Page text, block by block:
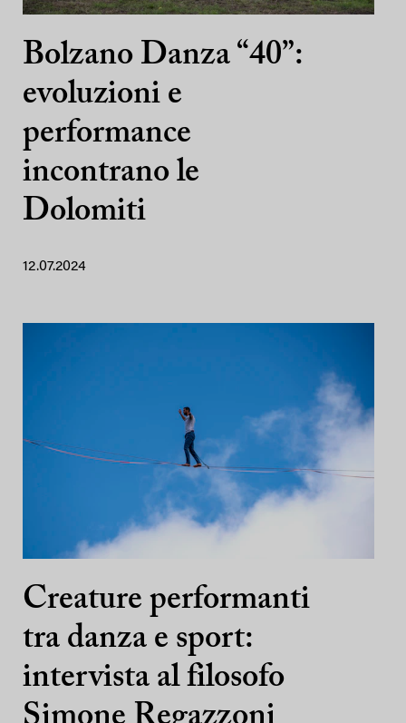
Bolzano Danza “40”:
evoluzioni e
performance
incontrano le
Dolomiti
12.07.2024
Creature performanti
tra danza e sport:
intervista al filosofo